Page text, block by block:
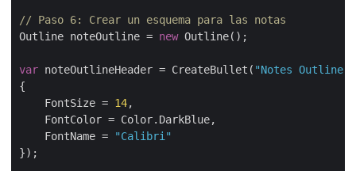
// Paso 6: Crear un esquema para las notas
Outline noteOutline = new Outline();
var noteOutlineHeader = CreateBullet( "Notes Outline"
{
    FontSize =
14,
    FontColor = Color.DarkBlue,
    FontName =
"Calibri"
});